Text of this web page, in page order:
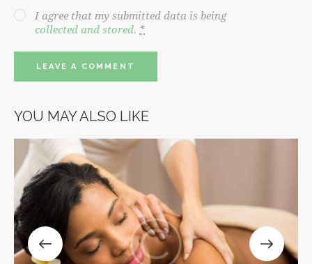
I agree that my submitted data is being
collected and stored. *
YOU MAY ALSO LIKE